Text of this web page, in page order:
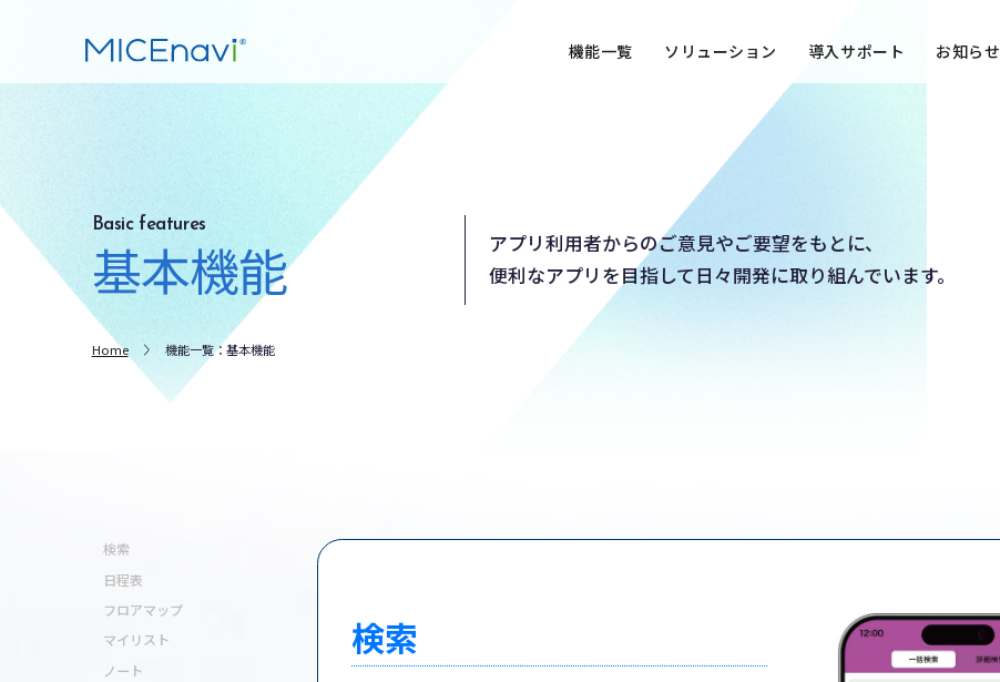
Basic features
基本機能
アプリ利用者からのご意見やご要望をもとに、
便利なアプリを目指して日々開発に取り組んでいます。
Home 機能一覧：基本機能
検索
日程表
フロアマップ
マイリスト
ノート
検索
機能一覧 ソリューション 導入サポート お知らせ